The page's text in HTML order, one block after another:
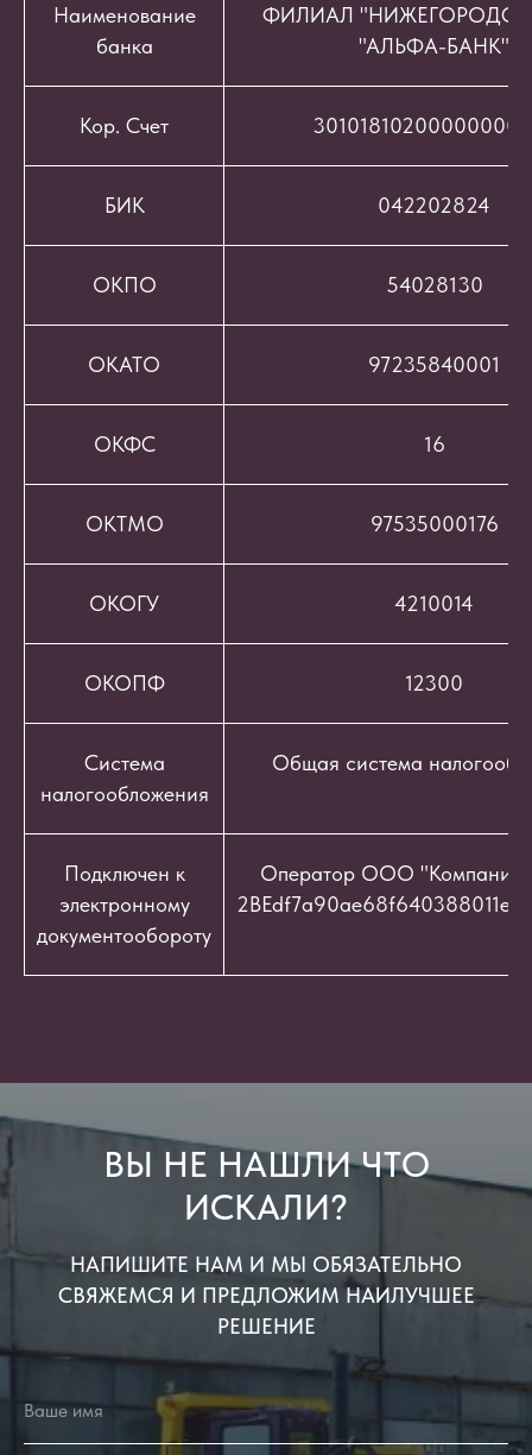
Наименование
банка
ФИЛИАЛ
"АЛЬФА-БАНК"
Кор. Счет
БИК 042202824
ОКПО 54028130
ОКАТО 97235840001
ОКФС 16
ОКТМО 97535000176
ОКОГУ 4210014
ОКОПФ 12300
Система
налогообложения
Общая система
Подключен к
электронному
документообороту
Оператор ООО "Компания
ВЫ НЕ НАШЛИ ЧТО
ИСКАЛИ?
НАПИШИТЕ НАМ И МЫ ОБЯЗАТЕЛЬНО
СВЯЖЕМСЯ И ПРЕДЛОЖИМ НАИЛУЧШЕЕ
РЕШЕНИЕ